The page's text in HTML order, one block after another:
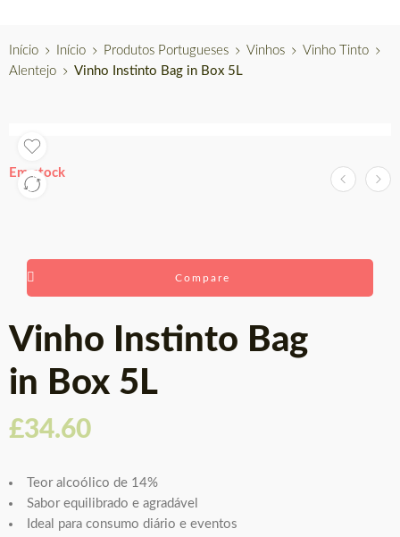
Início Início Produtos Portugueses Vinhos
Vinho Tinto
Alentejo
Vinho Instinto Bag in Box 5L
Vinho Instinto Bag
in Box 5L
£34.60
Teor alcoólico de 14%
Sabor equilibrado e agradável
Ideal para consumo diário e eventos
Em stock
Compare